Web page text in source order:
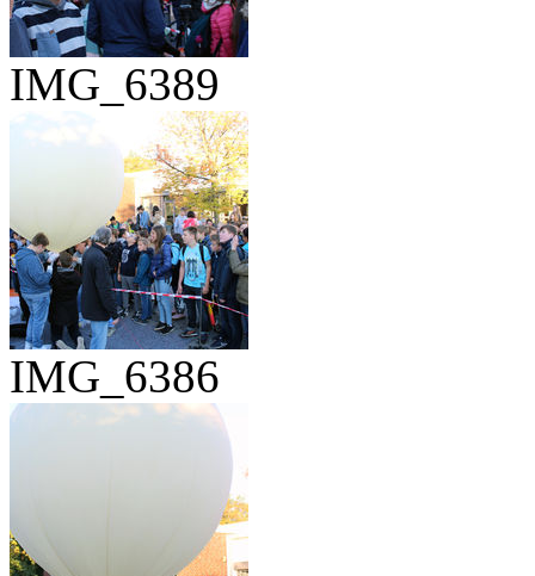
IMG_6389
IMG_6386